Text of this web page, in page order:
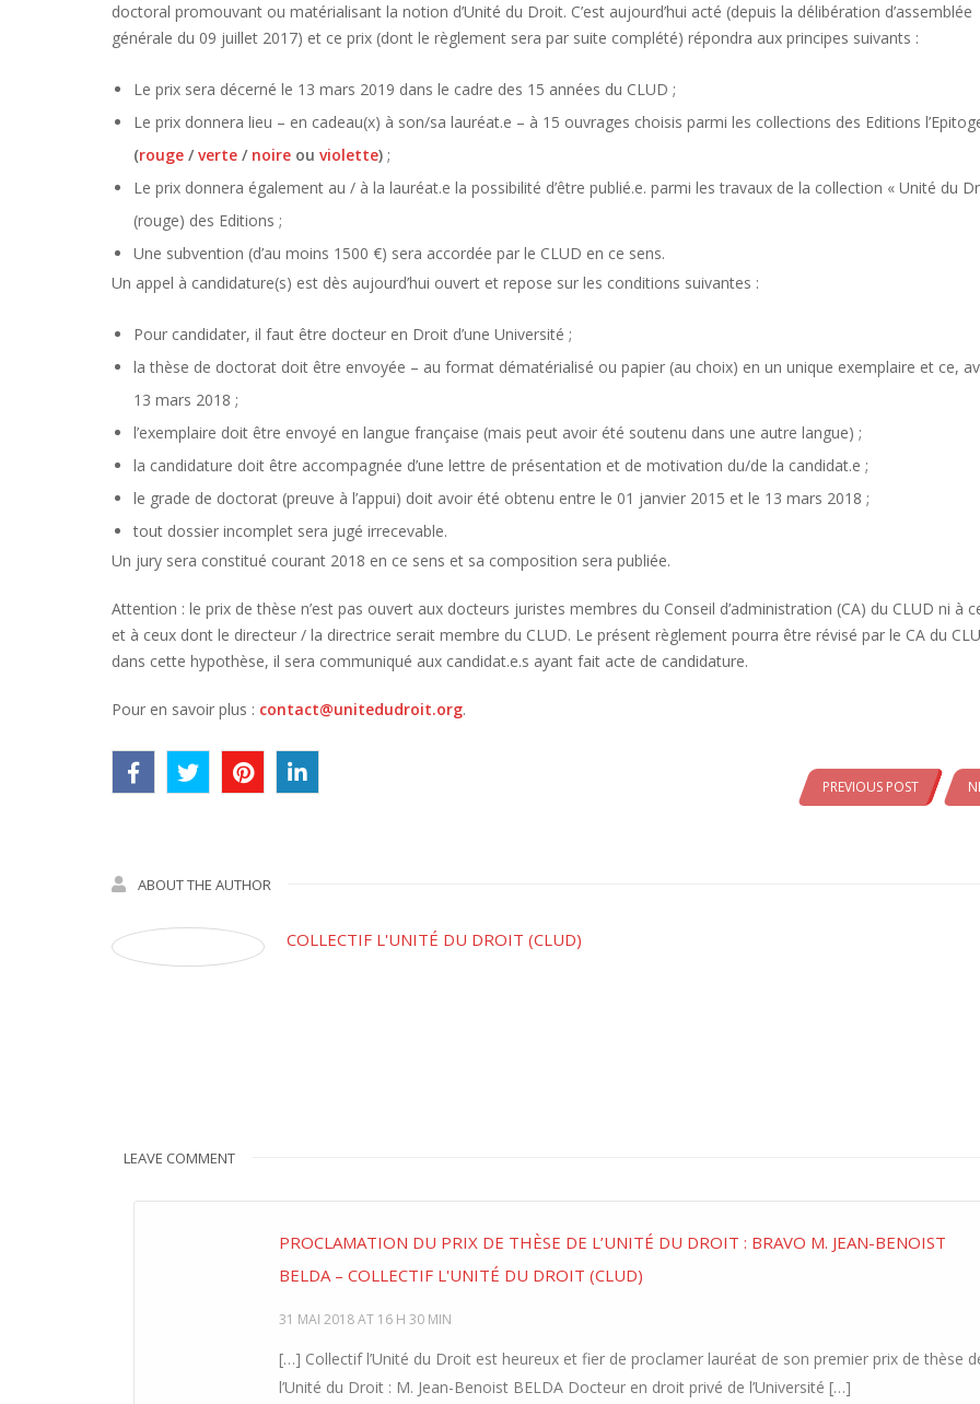
doctoral promouvant ou matérialisant la notion d’Unité du Droit. C’est aujourd’hui acté (depuis la délibération d’assemblée
générale du 09 juillet 2017) et ce prix (dont le règlement sera par suite complété) répondra aux principes suivants :
Le prix sera décerné le 13 mars 2019 dans le cadre des 15 années du CLUD ;
Le prix donnera lieu – en cadeau(x) à son/sa lauréat.e – à 15 ouvrages choisis parmi les collections des Editions
(rouge /verte / noire ou violette) ;
Le prix donnera également au / à la lauréat.e la possibilité d’être publié.e. parmi les travaux de la collection « Unité du
(rouge) des Editions ;
Une subvention (d’au moins 1500 €) sera accordée par le CLUD en ce sens.
Un appel à candidature(s) est dès aujourd’hui ouvert et repose sur les conditions suivantes :
Pour candidater, il faut être docteur en Droit d’une Université ;
la thèse de doctorat doit être envoyée – au format dématérialisé ou papier (au choix) en un unique exemplaire et ce,
13 mars 2018 ;
l’exemplaire doit être envoyé en langue française (mais peut avoir été soutenu dans une autre langue) ;
la candidature doit être accompagnée d’une lettre de présentation et de motivation du/de la candidat.e ;
le grade de doctorat (preuve à l’appui) doit avoir été obtenu entre le 01 janvier 2015 et le 13 mars 2018 ;
tout dossier incomplet sera jugé irrecevable.
Un jury sera constitué courant 2018 en ce sens et sa composition sera publiée.
Attention : le prix de thèse n’est pas ouvert aux docteurs juristes membres du Conseil d’administration (CA) du CLUD ni à
et à ceux dont le directeur / la directrice serait membre du CLUD. Le présent règlement pourra être révisé par le CA du
dans cette hypothèse, il sera communiqué aux candidat.e.s ayant fait acte de candidature.
Pour en savoir plus : contact@unitedudroit.org.
PREVIOUS POST
ABOUT THE AUTHOR
COLLECTIF L'UNITÉ DU DROIT (CLUD)
LEAVE COMMENT
PROCLAMATION DU PRIX DE THÈSE DE L’UNITÉ DU DROIT : BRAVO M. JEAN-BENOIST
BELDA – COLLECTIF L'UNITÉ DU DROIT (CLUD)
31 MAI 2018 AT 16 H 30 MIN
[…] Collectif l’Unité du Droit est heureux et fier de proclamer lauréat de son premier prix de thèse
l’Unité du Droit : M. Jean-Benoist BELDA Docteur en droit privé de l’Université […]